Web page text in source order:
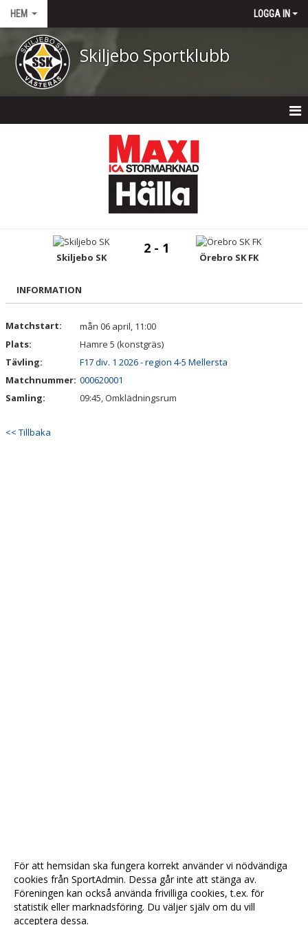
HEM LOGGA IN
Skiljebo Sportklubb
DOKUMENT
MATCHER
BÖRJA I SKILJEBO SK
BOKNING KLUBBHUSET
VÅRA AVGIFTER
Skiljebo SK
2 - 1
Örebro SK FK
INFORMATION
Matchstart:
mån 06 april, 11:00
Plats:
Hamre 5 (konstgräs)
Tävling:
F17 div. 1 2026 - region 4-5 Mellersta
Matchnummer: 000620001
Samling:
09:45, Omklädningsrum
<< Tillbaka
För att hemsidan ska fungera korrekt använder vi nödvändiga
cookies från SportAdmin. Dessa går inte att stänga av.
Föreningen kan också använda frivilliga cookies, t.ex. för
statistik eller marknadsföring. Du väljer själv om du vill
acceptera dessa.